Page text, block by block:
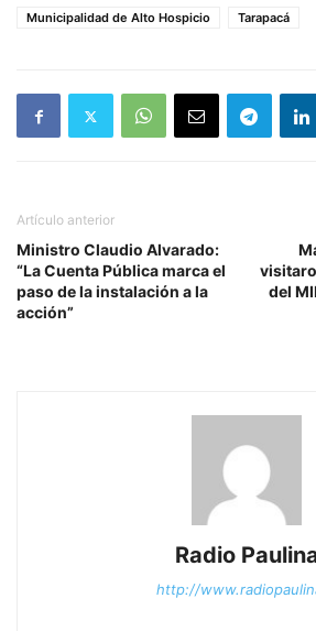
Municipalidad de Alto Hospicio
Tarapacá
Artículo anterior
Ministro Claudio Alvarado:
“La Cuenta Pública marca el
paso de la instalación a la
acción”
del
Radio
http://